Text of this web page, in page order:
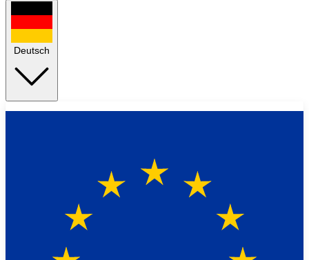
Deutsch